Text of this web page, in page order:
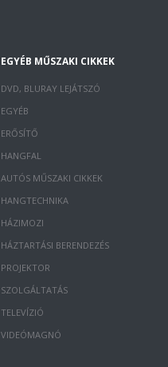
EGYÉB MŰSZAKI CIKKEK
DVD, BLURAY LEJÁTSZÓ
EGYÉB
ERŐSÍTŐ
HANGFAL
AUTÓS MŰSZAKI CIKKEK
HANGTECHNIKA
HÁZIMOZI
HÁZTARTÁSI BERENDEZÉS
PROJEKTOR
SZOLGÁLTATÁS
TELEVÍZIÓ
VIDEÓMAGNÓ